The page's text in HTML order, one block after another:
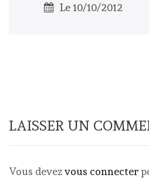
Le 10/10/2012
LAISSER UN
Vous devezvous connecter